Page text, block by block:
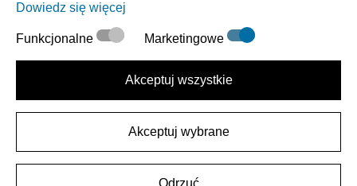
22 230 94 60
Wyślij
AkceptujePolityki Prywatności.
Dowiedz się więcej
Funkcjonalne Marketingowe
Akceptuj wszystkie
Akceptuj wybrane
Odrzuć